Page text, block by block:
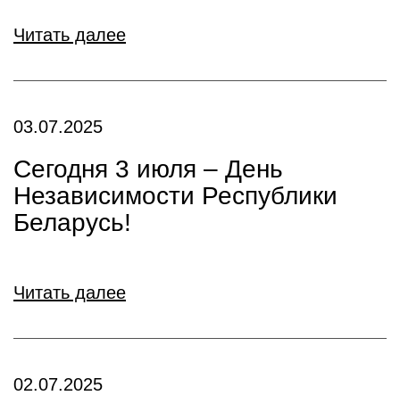
Читать далее
03.07.2025
Сегодня 3 июля – День
Независимости Республики
Беларусь!
Читать далее
02.07.2025